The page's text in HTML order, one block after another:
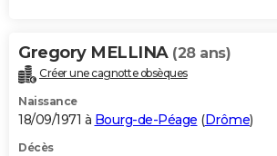
Gregory MELLINA (28 ans)
Créer une cagnotte obsèques
Naissance
18/09/1971 à Bourg-de-Péage (Drôme)
Décès